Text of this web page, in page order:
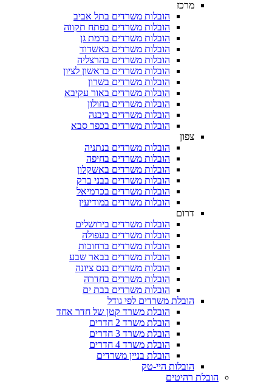
הובלות משרדים בתל אביב
הובלות משרדים בפתח תקווה
הובלות משרדים ברמת גן
הובלות משרדים באשדוד
הובלות משרדים בהרצליה
הובלות משרדים בראשון לציון
הובלות משרדים בשרון
הובלות משרדים באור עקיבא
הובלות משרדים בחולון
הובלות משרדים ביבנה
הובלות משרדים בכפר סבא
הובלות משרדים בנתניה
הובלות משרדים בחיפה
הובלות משרדים באשקלון
הובלות משרדים בבני ברק
הובלות משרדים בכרמיאל
הובלות משרדים במודיעין
הובלות משרדים בירושלים
הובלות משרדים בעפולה
הובלות משרדים ברחובות
הובלות משרדים בבאר שבע
הובלות משרדים בנס ציונה
הובלות משרדים בחדרה
הובלות משרדים בבת ים
הובלת משרדים לפי גודל
הובלת משרד קטן של חדר אחד
הובלת משרד 2 חדרים
הובלת משרד 3 חדרים
הובלת משרד 4 חדרים
הובלת בניין משרדים
הובלות היי-טק
רהיטים